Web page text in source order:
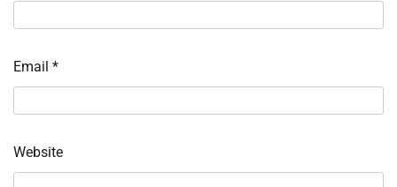
Email *
Website